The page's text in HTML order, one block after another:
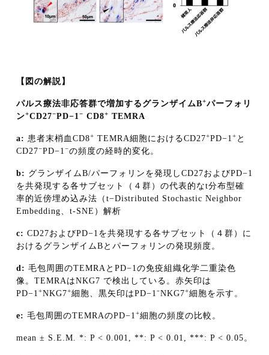
【図の解説】
パルス療法非応答群で増加するグランザイムB+パーフォリ
ン+CD27−PD−1− CD8+ TEMRA
a: 患者末梢血CD8+ TEMRA細胞におけるCD27+PD−1+ と
CD27−PD−1−の頻度の経時的変化。
b: グランザイムB/パーフォリンを発現しCD27およびPD−1
を共発現する各サブセット（４群）の代表的なt分布型確
率的近傍埋め込み法（t−Distributed Stochastic Neighbor
Embedding、t-SNE）解析
c: CD27およびPD−1を共発現する各サブセット（４群）に
おけるグランザイムBとパーフォリンの発現頻度。
d: 毛包周囲のTEMRAとPD−1の免疫組織化学二重染色
像。TEMRAはNKG7 で検出している。赤矢印は
PD−1+NKG7+細胞、黒矢印はPD−1⁻NKG7+細胞を示す。
e: 毛包周囲のTEMRAのPD−1+細胞の頻度の比較。
mean ± S.E.M. *: P < 0.001, **: P < 0.01, ***: P < 0.05。